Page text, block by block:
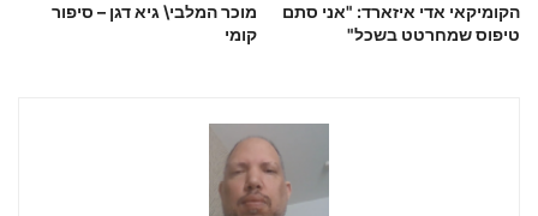
מוכר המלבי\ גיא דגן – סיפור
קומי
הקומיקאי אדי איזארד: "אני סתם
טיפוס שמחרטט בשכל"